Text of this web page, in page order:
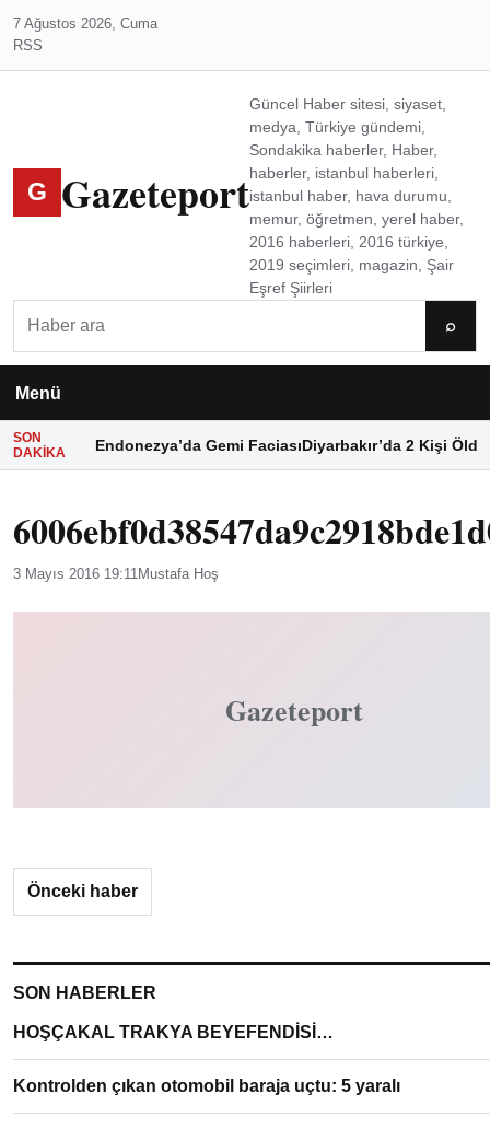
7 Ağustos 2026, Cuma
RSS
G Gazeteport
Güncel Haber sitesi, siyaset,
medya, Türkiye gündemi,
Sondakika haberler, Haber,
haberler, istanbul haberleri,
istanbul haber, hava durumu,
memur, öğretmen, yerel haber,
2016 haberleri, 2016 türkiye,
2019 seçimleri, magazin, Şair
Eşref Şiirleri
⌕
Menü
SON
DAKIKA
Endonezya’da Gemi FaciasıDiyarbakır’da 2 Kişi Öldü
3 Mayıs 2016 19:11Mustafa Hoş
Gazeteport
Önceki haber
SON HABERLER
HOŞÇAKAL TRAKYA BEYEFENDİSİ…
Kontrolden çıkan otomobil baraja uçtu: 5 yaralı